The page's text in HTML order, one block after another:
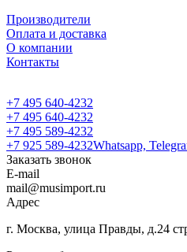
Производители
Оплата и доставка
О компании
Контакты
+7 495 640-4232
+7 495 640-4232
+7 495 589-4232
+7 925 589-4232Whatsapp,
Заказать звонок
E-mail
mail@musimport.ru
Адрес
г. Москва, улица Правды, д.24